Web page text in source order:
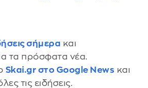
σήμερα και
τα πρόσφατα νέα.
Skai.gr στο Google News και
τις ειδήσεις.